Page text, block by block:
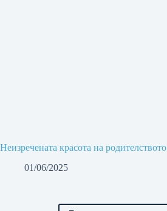
Неизречената красота на родителството
01/06/2025